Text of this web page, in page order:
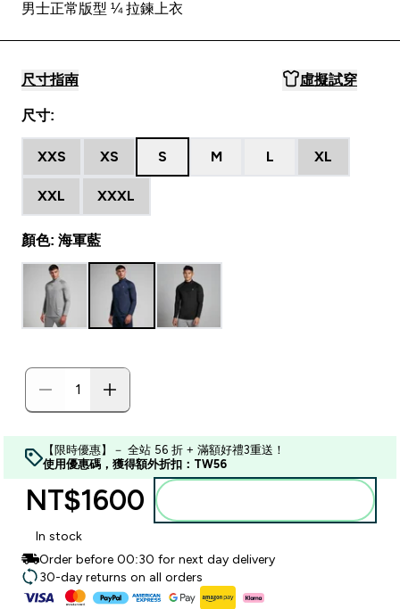
男士正常版型 ¼ 拉鍊上衣
尺寸指南 虛擬試穿
尺寸:
XXS XS S M L XL
XXL XXXL
顏色: 海軍藍
【限時優惠】－ 全站 56 折 + 滿額好禮3重送！
使用優惠碼，獲得額外折扣：TW56
NT$1600‎
In stock
Order before 00:30 for next day delivery
30-day returns on all orders